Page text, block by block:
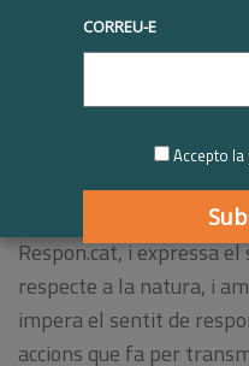
de
estacats
valorsen
Alqvimia és una de les
Respon.cat, i expressa
respecte a la natura, i
impera el sentit de
accions que fa per
CORREU-E
Accepto